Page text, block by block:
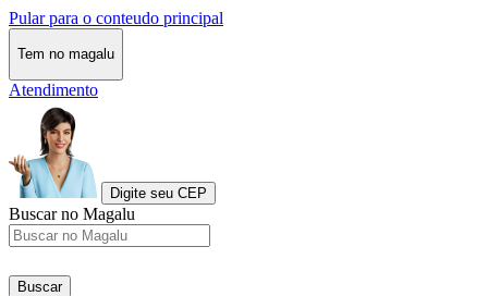
Pular para o conteudo principal
Tem no magalu
Atendimento
Digite seu CEP
Buscar no Magalu
Buscar